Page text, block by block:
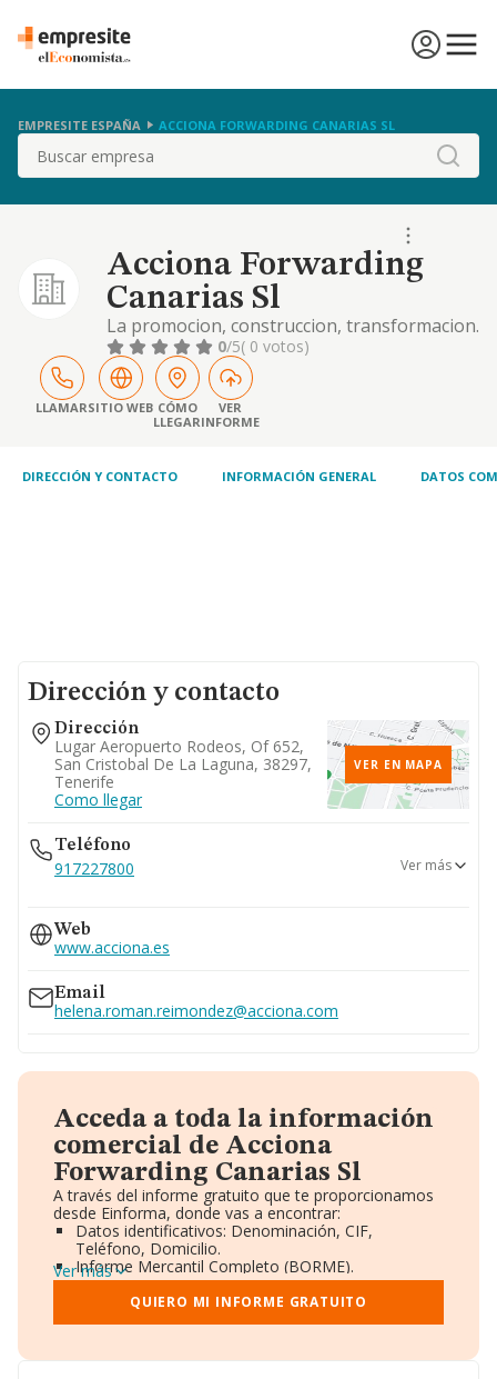
EMPRESITE ESPAÑA ACCIONA FORWARDING CANARIAS SL
Buscar
Acciona Forwarding
Canarias Sl
La promocion, construccion, transformacion.
reparacion y venta de toda clase de edificios
y vivienda, tanto de proteccion oficial como
libres. pudiendo para ello realizar todas las
operaciones relacionadas con dicho obje
0/5( 0 votos)
LLAMARSITIO WEB CÓMO
LLEGAR
VER
INFORME
DIRECCIÓN Y CONTACTO INFORMACIÓN GENERAL DATOS
Dirección y contacto
Dirección
Lugar Aeropuerto Rodeos, Of 652,
San Cristobal De La Laguna, 38297,
Tenerife
Como llegar
VER EN MAPA
Teléfono
917227800
922635148
Ver más
Web
www.acciona.es
Email
helena.roman.reimondez@acciona.com
Acceda a toda la información
comercial de Acciona
Forwarding Canarias Sl
A través del informe gratuito que te proporcionamos
desde Einforma, donde vas a encontrar:
Datos identificativos: Denominación, CIF,
Teléfono, Domicilio.
Informe Mercantil Completo (BORME).
Gráficos de Evolución Ventas y Empleados.
Consejo de Administración y Administradores.
Directivos y Ejecutivos.
Ver más
QUIERO MI INFORME GRATUITO